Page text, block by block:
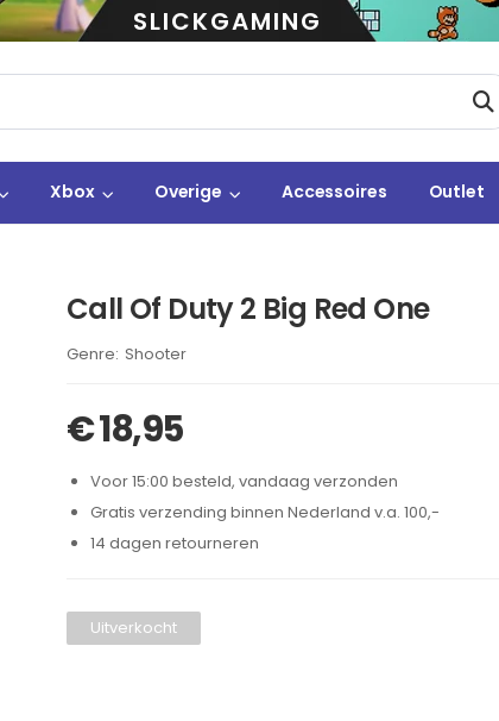
SLICKGAMING
Xbox Overige Accessoires Outlet
Call Of Duty 2 Big Red One
Brand:
Shooter
€18,95
Voor 15:00 besteld, vandaag verzonden
Gratis verzending binnen Nederland v.a. 100,-
14 dagen retourneren
Uitverkocht